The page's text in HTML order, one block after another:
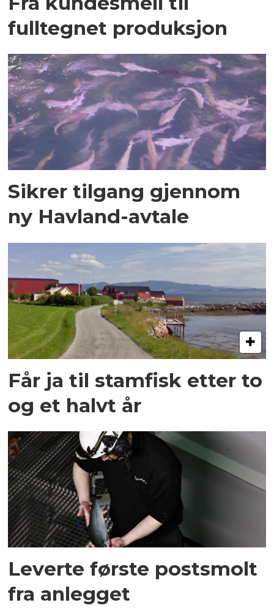
fulltegnet produksjon
Sikrer tilgang gjennom
ny Havland-avtale
Får ja til stamfisk etter to
og et halvt år
Leverte første postsmolt
fra anlegget